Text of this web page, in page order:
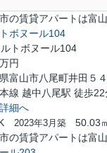
の賃貸アパートは富
ボヌール104
円
富山市八尾町井田５
線 越中八尾駅 徒歩22
細へ
2023年3月築 50.03
の賃貸アパートは富